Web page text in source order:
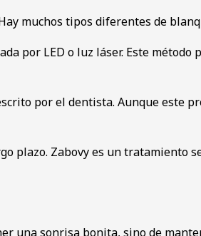
muchos tipos diferentes de
por LED o luz láser. Este
por el dentista. Aunque este
plazo. Zabovy es un tratamiento
una sonrisa bonita, sino de